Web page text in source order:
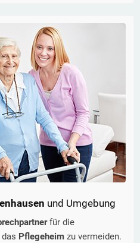
und Umgebung
für die
Pflegeheim zu vermeiden.